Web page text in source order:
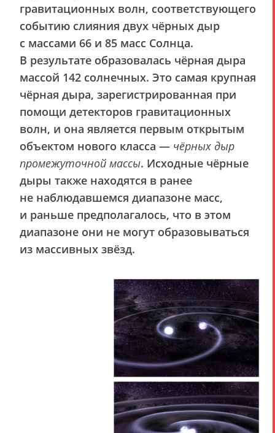
гравитационных волн, соответствующего
событию слияния двух чёрных дыр
с массами 66 и 85 масс Солнца.
В результате образовалась чёрная дыра
массой 142 солнечных. Это самая крупная
чёрная дыра, зарегистрированная при
помощи детекторов гравитационных
волн, и она является первым открытым
объектом нового класса — чёрных дыр
промежуточной массы. Исходные чёрные
дыры также находятся в ранее
не наблюдавшемся диапазоне масс,
и раньше предполагалось, что в этом
диапазоне они не могут образовываться
из массивных звёзд.